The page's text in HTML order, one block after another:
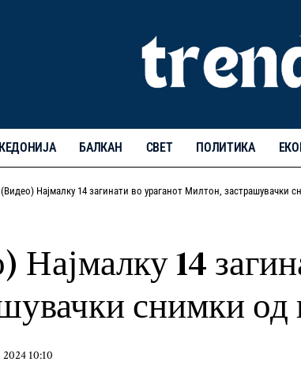
БАЛКАН СВЕТ ПОЛИТИКА
(Видео) Најмалку 14 загинати во ураганот Милтон, застрашувачки
Најмалку 14
снимки од
10:10